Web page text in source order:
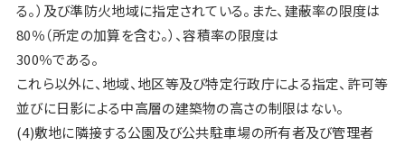
る。）及び準防火地域に指定されている。また、建蔽率の限度は
80％（所定の加算を含む。）、容積率の限度は
300％である。
これら以外に、地域、地区等及び特定行政庁による指定、許可等
並びに日影による中高層の建築物の高さの制限はない。
(4)敷地に隣接する公園及び公共駐車場の所有者及び管理者